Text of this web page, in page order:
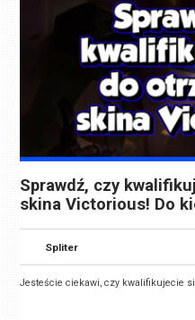
Sprawdź, czy
skina Victorious! Do
Spliter
Jesteście ciekawi, czy kwalifikujecie